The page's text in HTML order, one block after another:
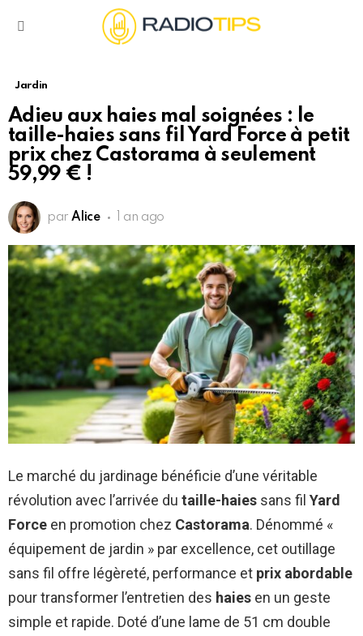
Jardin
Adieu aux haies mal soignées : le
taille-haies sans fil Yard Force à petit
prix chez Castorama à seulement
59,99 € !
par Alice 1 an ago
Le marché du jardinage bénéficie d’une véritable
révolution avec l’arrivée du taille-haies sans fil Yard
Force en promotion chez Castorama. Dénommé «
équipement de jardin » par excellence, cet outillage
sans fil offre légèreté, performance et prix abordable
pour transformer l’entretien des haies en un geste
simple et rapide. Doté d’une lame de 51 cm double